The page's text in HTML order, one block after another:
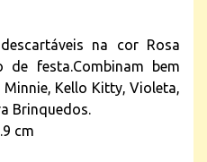
na cor Rosa
festa.Combinam bem
Kello Kitty, Violeta,
Brinquedos.
cm